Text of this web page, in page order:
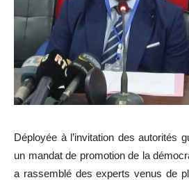
Déployée à l’invitation des autorités
un mandat de promotion de la
a rassemblé des experts venus de